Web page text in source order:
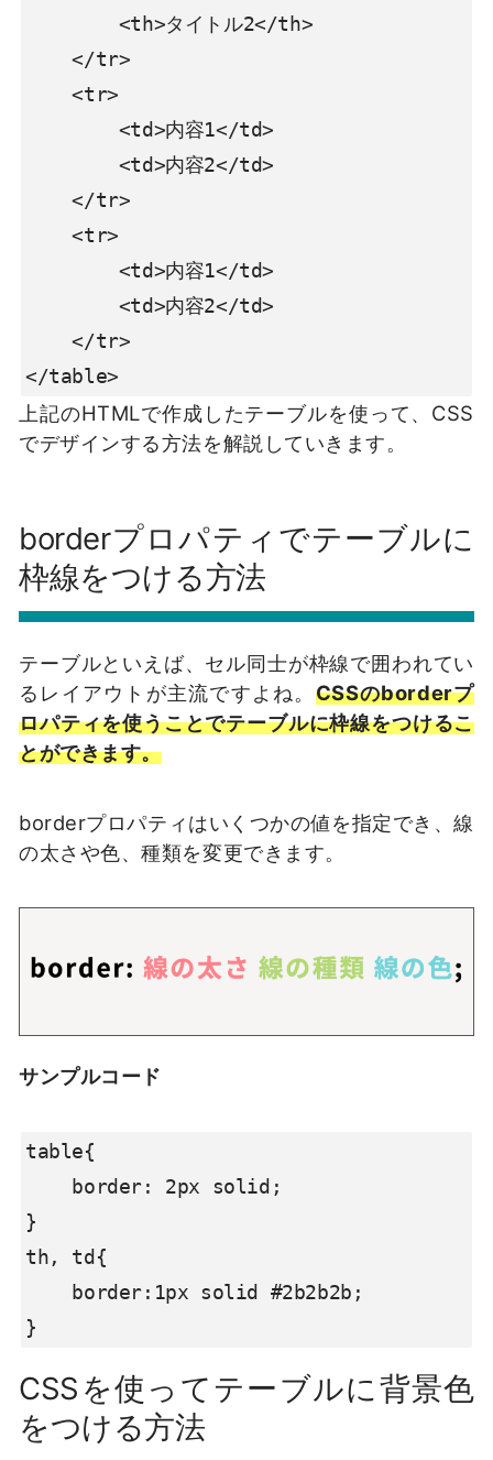
    </tr>
    <tr>
    </tr>
    <tr>
    </tr>
</table>
上記のHTMLで作成したテーブルを使って、CSS
でデザインする方法を解説していきます。
borderプロパティでテーブルに
枠線をつける方法
テーブルといえば、セル同士が枠線で囲われてい
るレイアウトが主流ですよね。 CSSのborderプ
ロパティを使うことでテーブルに枠線をつけるこ
とができます。
borderプロパティはいくつかの値を指定でき、線
の太さや色、種類を変更できます。
サンプルコード
table{
}
th, td{
}
CSSを使ってテーブルに背景色
をつける方法